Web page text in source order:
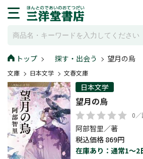
トップ 探す・出会う 望月の烏
文庫 日本文学 文春文庫
日本文学
望月の烏
0
阿部智里／著
税込価格 869円
在庫あり：通常1～2